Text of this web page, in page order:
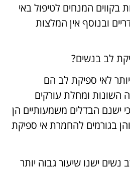
בקווים המנחים לטיפול באי
ובנוסף אין המלצות
לב בנשים?
לאי ספיקת לב הם
השונות ומחלת עורקים
ישנם הבדלים משמעותיים הן
בגורמים להחמרת אי ספיקת
ישנו שיעור גבוה יותר